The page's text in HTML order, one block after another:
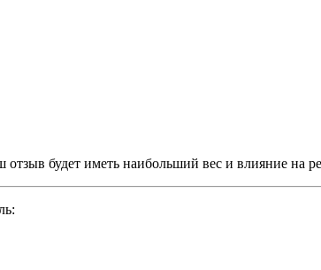
отзыв будет иметь наибольший вес и влияние на